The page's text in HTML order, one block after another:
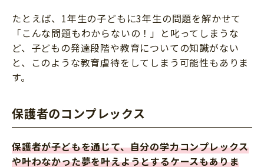
たとえば、1年生の子どもに3年生の問題を解かせて
「こんな問題もわからないの！」と叱ってしまうな
ど、子どもの発達段階や教育についての知識がない
と、このような教育虐待をしてしまう可能性もありま
す。
保護者のコンプレックス
保護者が子どもを通じて、自分の学力コンプレックス
や叶わなかった夢を叶えようとするケースもありま